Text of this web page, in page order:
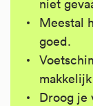
niet
Meestal
goed.
Droog je